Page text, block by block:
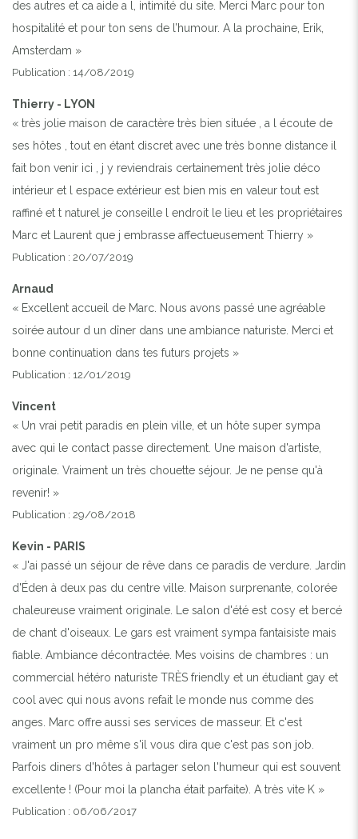
des autres et ca aide a l, intimité du site. Merci Marc pour ton
hospitalité et pour ton sens de l’humour. A la prochaine, Erik,
Amsterdam »
Publication : 14/08/2019
Thierry - LYON
« très jolie maison de caractère très bien située , a l écoute de
ses hôtes , tout en étant discret avec une très bonne distance il
fait bon venir ici , j y reviendrais certainement très jolie déco
intérieur et l espace extérieur est bien mis en valeur tout est
raffiné et t naturel je conseille l endroit le lieu et les propriétaires
Marc et Laurent que j embrasse affectueusement Thierry »
Publication : 20/07/2019
Arnaud
« Excellent accueil de Marc. Nous avons passé une agréable
soirée autour d un dîner dans une ambiance naturiste. Merci et
bonne continuation dans tes futurs projets »
Publication : 12/01/2019
Vincent
« Un vrai petit paradis en plein ville, et un hôte super sympa
avec qui le contact passe directement. Une maison d'artiste,
originale. Vraiment un très chouette séjour. Je ne pense qu'à
revenir! »
Publication : 29/08/2018
Kevin - PARIS
« J'ai passé un séjour de rêve dans ce paradis de verdure. Jardin
d'Éden à deux pas du centre ville. Maison surprenante, colorée
chaleureuse vraiment originale. Le salon d'été est cosy et bercé
de chant d'oiseaux. Le gars est vraiment sympa fantaisiste mais
fiable. Ambiance décontractée. Mes voisins de chambres : un
commercial hétéro naturiste TRÈS friendly et un étudiant gay et
cool avec qui nous avons refait le monde nus comme des
anges. Marc offre aussi ses services de masseur. Et c'est
vraiment un pro même s'il vous dira que c'est pas son job.
Parfois diners d'hôtes à partager selon l'humeur qui est souvent
excellente ! (Pour moi la plancha était parfaite). A très vite K »
Publication : 06/06/2017